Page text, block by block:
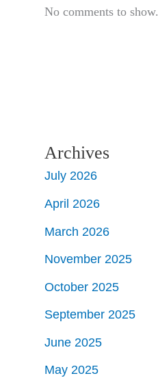
No comments to show.
Archives
July 2026
April 2026
March 2026
November 2025
October 2025
September 2025
June 2025
May 2025